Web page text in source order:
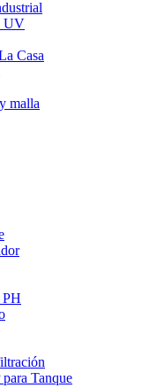
UV
Casa
malla
Tanque